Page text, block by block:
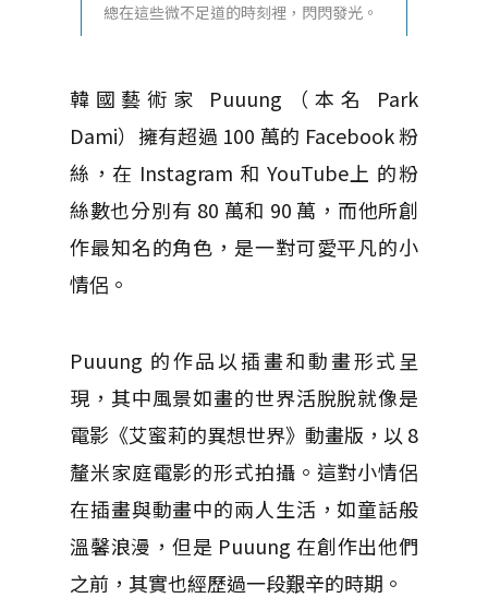
總在這些微不足道的時刻裡，閃閃發光。
韓國藝術家 Puuung（本名 Park
Dami）擁有超過 100 萬的 Facebook 粉
絲，在 Instagram 和 YouTube上 的粉
絲數也分別有 80 萬和 90 萬，而他所創
作最知名的角色，是一對可愛平凡的小
情侶。
Puuung 的作品以插畫和動畫形式呈
現，其中風景如畫的世界活脫脫就像是
電影《艾蜜莉的異想世界》動畫版，以 8
釐米家庭電影的形式拍攝。這對小情侶
在插畫與動畫中的兩人生活，如童話般
溫馨浪漫，但是 Puuung 在創作出他們
之前，其實也經歷過一段艱辛的時期。